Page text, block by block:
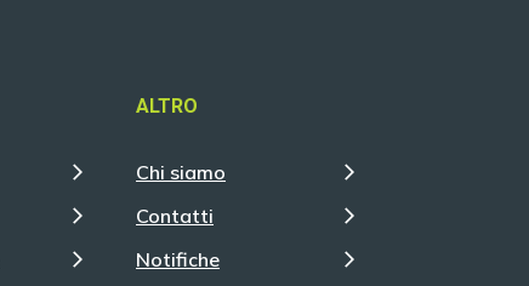
ALTRO
Chi siamo
Contatti
Notifiche